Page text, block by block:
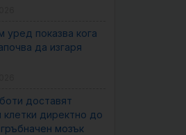
уред показва кога
да изгаря
доставят
клетки директно до
мозък